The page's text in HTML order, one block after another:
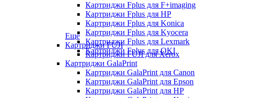
Картриджи Fplus для F+imaging
Картриджи Fplus для HP
Картриджи Fplus для Konica
Картриджи Fplus для Kyocera
Картриджи Fplus для Lexmark
Картриджи Fplus для OKI
Еще
Картриджи FUJI
Картриджи FUJI для Xerox
Картриджи GalaPrint
Картриджи GalaPrint для Canon
Картриджи GalaPrint для Epson
Картриджи GalaPrint для HP